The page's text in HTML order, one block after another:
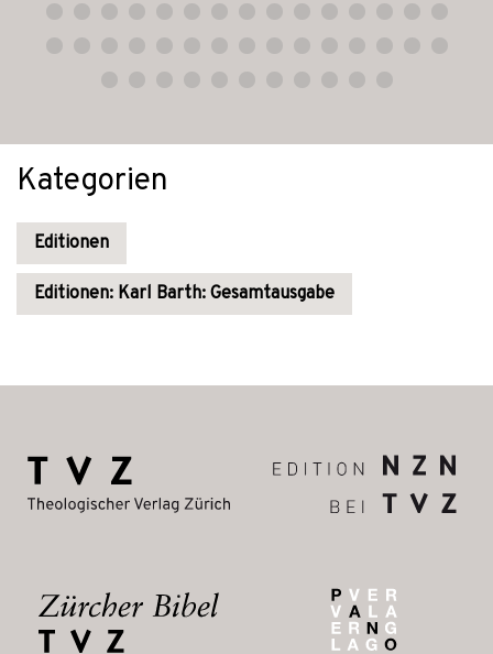
Kategorien
Editionen
Editionen: Karl Barth: Gesamtausgabe